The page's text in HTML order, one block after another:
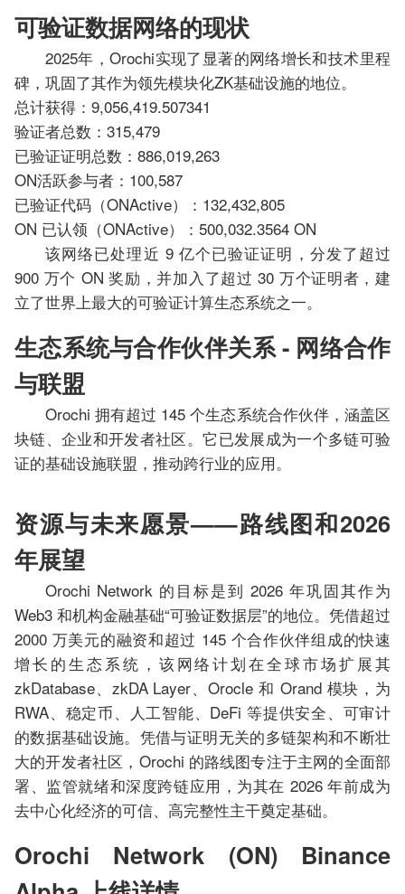
可验证数据网络的现状
2025年，Orochi实现了显著的网络增长和技术里程
碑，巩固了其作为领先模块化ZK基础设施的地位。
总计获得：9,056,419.507341
验证者总数：315,479
已验证证明总数：886,019,263
ON活跃参与者：100,587
已验证代码（ONActive）：132,432,805
ON 已认领（ONActive）：500,032.3564 ON
该网络已处理近 9 亿个已验证证明，分发了超过
900 万个 ON 奖励，并加入了超过 30 万个证明者，建
立了世界上最大的可验证计算生态系统之一。
生态系统与合作伙伴关系 - 网络合作
与联盟
Orochi 拥有超过 145 个生态系统合作伙伴，涵盖区
块链、企业和开发者社区。它已发展成为一个多链可验
证的基础设施联盟，推动跨行业的应用。
资源与未来愿景——路线图和2026
年展望
Orochi Network 的目标是到 2026 年巩固其作为
Web3 和机构金融基础“可验证数据层”的地位。凭借超过
2000 万美元的融资和超过 145 个合作伙伴组成的快速
增长的生态系统，该网络计划在全球市场扩展其
zkDatabase、zkDA Layer、Orocle 和 Orand 模块，为
RWA、稳定币、人工智能、DeFi 等提供安全、可审计
的数据基础设施。凭借与证明无关的多链架构和不断壮
大的开发者社区，Orochi 的路线图专注于主网的全面部
署、监管就绪和深度跨链应用，为其在 2026 年前成为
去中心化经济的可信、高完整性主干奠定基础。
Orochi Network (ON) Binance